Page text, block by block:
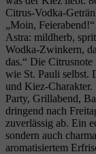
„Moin,
Astra: mildherb,
Wodka‑Zwinkern,
das.“ Die
wie St. Pauli selbst.
und
Party, Grillabend,
dringend nach
zuverlässig ab. Ein
sondern auch
aromatisiertem